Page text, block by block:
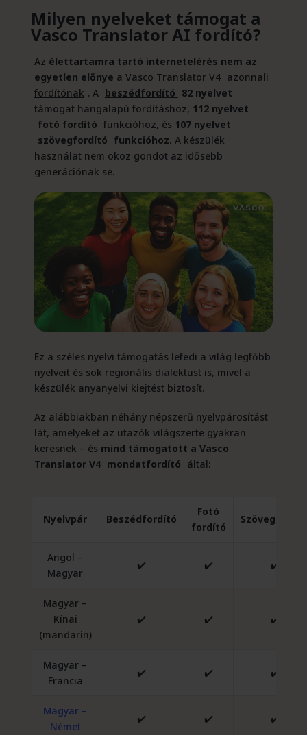
Milyen nyelveket támogat a
Vasco Translator AI fordító?
Az élettartamra tartó internetelérés nem az
egyetlen előnye a Vasco Translator V4 azonnali
fordítónak . A beszédfordító 82 nyelvet
támogat hangalapú fordításhoz, 112 nyelvet
fotó fordító funkcióhoz, és 107 nyelvet
szövegfordító funkcióhoz. A készülék
használat nem okoz gondot az idősebb
generációnak se.
Ez a széles nyelvi támogatás lefedi a világ legfőbb
nyelveit és sok regionális dialektust is, mivel a
készülék anyanyelvi kiejtést biztosít.
Az alábbiakban néhány népszerű nyelvpárosítást
lát, amelyeket az utazók világszerte gyakran
keresnek – és mind támogatott a Vasco
Translator V4 mondatfordító által:
Nyelvpár Beszédfordító
Fotó
fordító
Angol –
Magyar
✔️ ✔️ ✔️
Magyar –
Kínai
(mandarin)
✔️ ✔️ ✔️
Magyar –
Francia
✔️ ✔️ ✔️
Magyar –
Német
✔️ ✔️ ✔️